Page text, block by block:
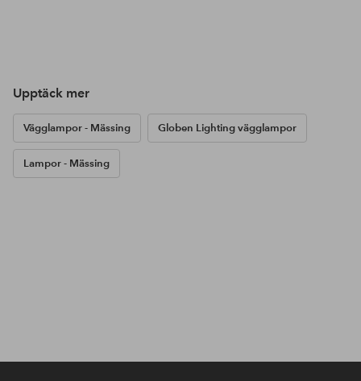
Upptäck mer
Vägglampor - Mässing Globen Lighting vägglampor
Lampor - Mässing